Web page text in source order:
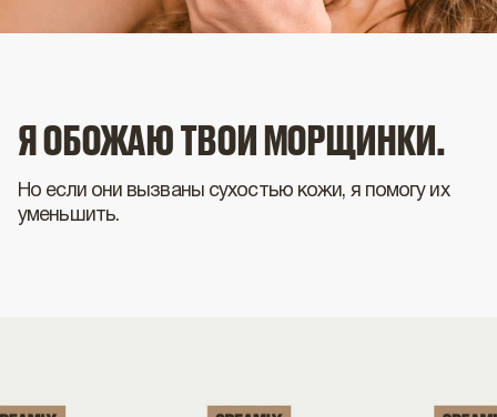
Я ОБОЖАЮ ТВОИ МОРЩИНКИ.
Но если они вызваны сухостью кожи, я помогу их
уменьшить.